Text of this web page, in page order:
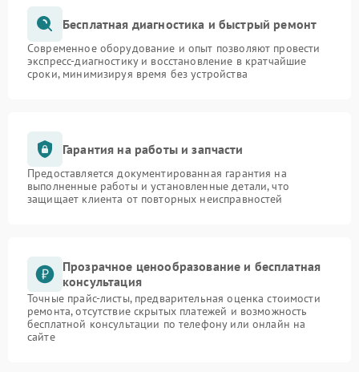
Бесплатная диагностика и быстрый ремонт
Современное оборудование и опыт позволяют провести
экспресс-диагностику и восстановление в кратчайшие
сроки, минимизируя время без устройства
Гарантия на работы и запчасти
Предоставляется документированная гарантия на
выполненные работы и установленные детали, что
защищает клиента от повторных неисправностей
Прозрачное ценообразование и бесплатная
консультация
Точные прайс-листы, предварительная оценка стоимости
ремонта, отсутствие скрытых платежей и возможность
бесплатной консультации по телефону или онлайн на
сайте